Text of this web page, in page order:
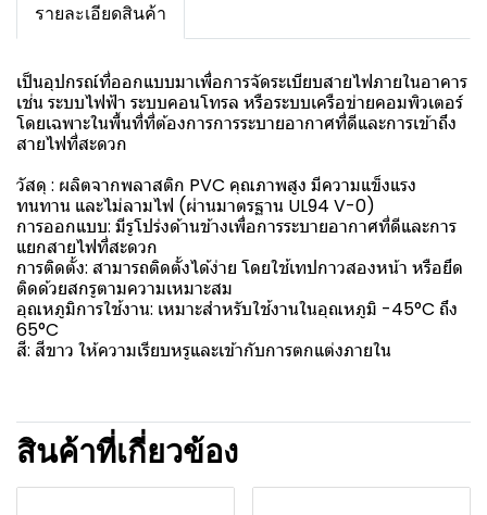
รายละเอียดสินค้า
เป็นอุปกรณ์ที่ออกแบบมาเพื่อการจัดระเบียบสายไฟภายในอาคาร
เช่น ระบบไฟฟ้า ระบบคอนโทรล หรือระบบเครือข่ายคอมพิวเตอร์
โดยเฉพาะในพื้นที่ที่ต้องการการระบายอากาศที่ดีและการเข้าถึง
สายไฟที่สะดวก
วัสดุ : ผลิตจากพลาสติก PVC คุณภาพสูง มีความแข็งแรง
ทนทาน และไม่ลามไฟ (ผ่านมาตรฐาน UL94 V-0)
การออกแบบ: มีรูโปร่งด้านข้างเพื่อการระบายอากาศที่ดีและการ
แยกสายไฟที่สะดวก
การติดตั้ง: สามารถติดตั้งได้ง่าย โดยใช้เทปกาวสองหน้า หรือยึด
ติดด้วยสกรูตามความเหมาะสม
อุณหภูมิการใช้งาน: เหมาะสำหรับใช้งานในอุณหภูมิ -45°C ถึง
65°C
สี: สีขาว ให้ความเรียบหรูและเข้ากับการตกแต่งภายใน
สินค้าที่เกี่ยวข้อง